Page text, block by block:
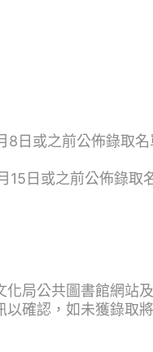
日或之前公佈錄取名
日或之前公佈錄取
化局公共圖書館網站
確認，如未獲錄取